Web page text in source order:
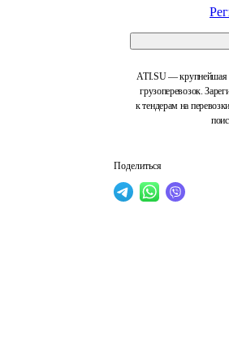
ATI.SU — крупнейшая
грузоперевозок.
к тендерам на
Поделиться